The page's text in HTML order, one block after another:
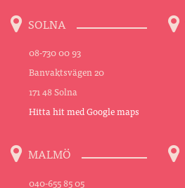
SOLNA
08-730 00 93
Banvaktsvägen 20
171 48 Solna
Hitta hit med Google maps
MALMÖ
040-655 85 05